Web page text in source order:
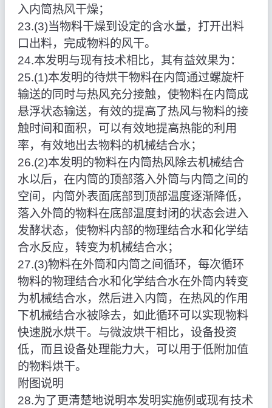
入内筒热风干燥；
23.(3)当物料干燥到设定的含水量，打开出料
口出料，完成物料的风干。
24.本发明与现有技术相比，其有益效果为：
25.(1)本发明的待烘干物料在内筒通过螺旋杆
输送的同时与热风充分接触，使物料在内筒成
悬浮状态输送，有效的提高了热风与物料的接
触时间和面积，可以有效地提高热能的利用
率，有效地出去物料的机械结合水；
26.(2)本发明的物料在内筒热风除去机械结合
水以后，在内筒的顶部落入外筒与内筒之间的
空间，内筒外表面底部到顶部温度逐渐降低，
落入外筒的物料在底部温度封闭的状态会进入
发酵状态，使物料内部的物理结合水和化学结
合水反应，转变为机械结合水；
27.(3)物料在外筒和内筒之间循环，每次循环
物料的物理结合水和化学结合水在外筒内转变
为机械结合水，然后进入内筒，在热风的作用
下机械结合水被除去，如此循环可以实现物料
快速脱水烘干。与微波烘干相比，设备投资
低，而且设备处理能力大，可以用于低附加值
的物料烘干。
附图说明
28.为了更清楚地说明本发明实施例或现有技术